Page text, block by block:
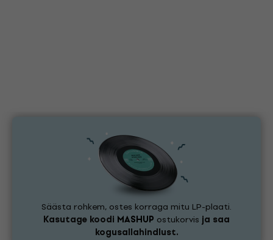
Säästa rohkem, ostes korraga mitu LP-plaati.
Kasutage koodi MASHUP ostukorvis ja saa
kogusallahindlust.